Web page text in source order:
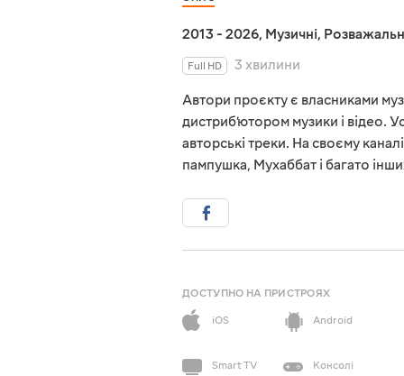
2013 - 2026, Музичні,
Full HD
3 хвилини
Автори проєкту є власниками
дистриб’ютором музики і відео.
авторські треки. На своєму
пампушка, Мухаббат і багато
ДОСТУПНО НА ПРИСТРОЯХ
iOS
Android
Smart TV Консолі